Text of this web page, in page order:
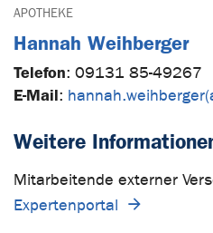
APOTHEKE
Hannah Weihberger
Telefon: 09131 85-49267
E-Mail:
Weitere
Mitarbeitende externer
Expertenportal